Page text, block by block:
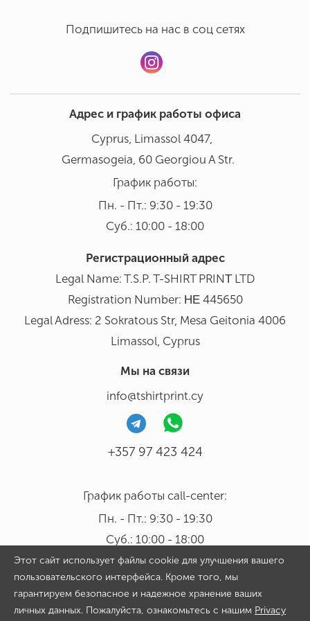
Подпишитесь на нас в соц сетях
Адрес и график работы офиса
Cyprus, Limassol 4047,
Germasogeia, 60 Georgiou A Str.
График работы:
Пн. - Пт.: 9:30 - 19:30
Суб.: 10:00 - 18:00
Регистрационный адрес
Legal Name: T.S.P. T-SHIRT PRINΤ LTD
Registration Number: ΗΕ 445650
Legal Adress: 2 Sokratous Str, Mesa Geitonia 4006
Limassol, Cyprus
Мы на связи
info@tshirtprint.cy
+357 97 423 424
График работы call-center:
Пн. - Пт.: 9:30 - 19:30
Суб.: 10:00 - 18:00
Этот сайт использует файлы cookie для улучшения вашего
пользовательского интерфейса. Кроме того, мы
гарантируем безопасное и надежное хранение ваших
личных данных. Пожалуйста, ознакомьтесь с нашим Privacy